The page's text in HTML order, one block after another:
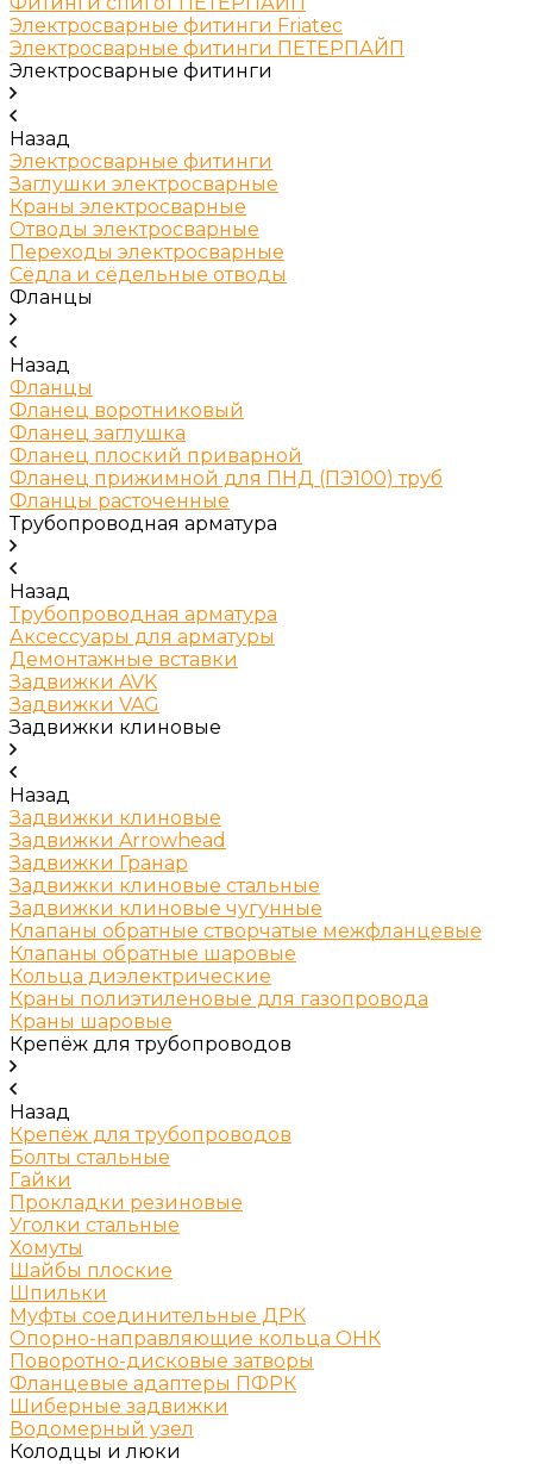
Электросварные фитинги Friatec
Электросварные фитинги ПЕТЕРПАЙП
Электросварные фитинги
Назад
Электросварные фитинги
Заглушки электросварные
Краны электросварные
Отводы электросварные
Переходы электросварные
Сёдла и сёдельные отводы
Фланцы
Назад
Фланцы
Фланец воротниковый
Фланец заглушка
Фланец плоский приварной
Фланец прижимной для ПНД (ПЭ100) труб
Фланцы расточенные
Трубопроводная арматура
Назад
Трубопроводная арматура
Аксессуары для арматуры
Демонтажные вставки
Задвижки AVK
Задвижки VAG
Задвижки клиновые
Назад
Задвижки клиновые
Задвижки Arrowhead
Задвижки Гранар
Задвижки клиновые стальные
Задвижки клиновые чугунные
Клапаны обратные створчатые межфланцевые
Клапаны обратные шаровые
Кольца диэлектрические
Краны полиэтиленовые для газопровода
Краны шаровые
Крепёж для трубопроводов
Назад
Крепёж для трубопроводов
Болты стальные
Гайки
Прокладки резиновые
Уголки стальные
Хомуты
Шайбы плоские
Шпильки
Муфты соединительные ДРК
Опорно-направляющие кольца ОНК
Поворотно-дисковые затворы
Фланцевые адаптеры ПФРК
Шиберные задвижки
Водомерный узел
Колодцы и люки